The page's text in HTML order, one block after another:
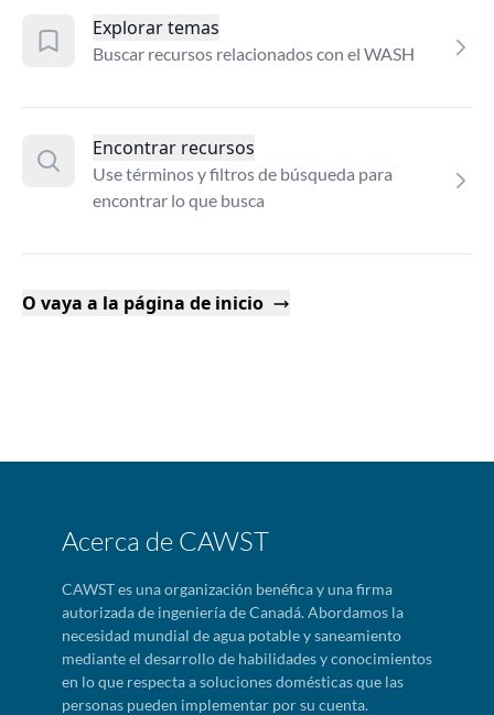
Explorar temas
Buscar recursos relacionados con el WASH
Encontrar recursos
Use términos y filtros de búsqueda para
encontrar lo que busca
O vaya a la página de inicio
Acerca de CAWST
CAWST es una organización benéfica y una firma
autorizada de ingeniería de Canadá. Abordamos la
necesidad mundial de agua potable y saneamiento
mediante el desarrollo de habilidades y conocimientos
en lo que respecta a soluciones domésticas que las
personas pueden implementar por su cuenta.